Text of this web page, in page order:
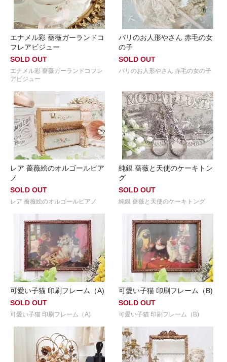
エナメル彩 薔薇ガーランドコ
フレアビジュー
SOLD OUT
エナメル彩 薔薇ガーランドコフレ
アビジュー
パリのお人形やさん 赤毛の女
の子
SOLD OUT
パリのお人形やさん 赤毛の女の子
レア 薔薇絵のオルゴールピア
ノ
SOLD OUT
レア 薔薇絵のオルゴールピアノ
純銀 薔薇と天使のケーキトン
グ
SOLD OUT
純銀 薔薇と天使のケーキトング
可愛い子猫 印刷フレーム（A)
SOLD OUT
可愛い子猫 印刷フレーム（A)
可愛い子猫 印刷フレーム（B)
SOLD OUT
可愛い子猫 印刷フレーム（B)